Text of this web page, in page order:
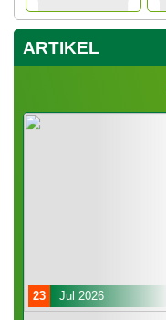
ARTIKEL
23 Jul 2026